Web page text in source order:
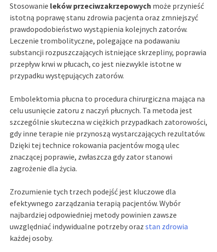
Stosowanie leków przeciwzakrzepowych może przynieść
istotną poprawę stanu zdrowia pacjenta oraz zmniejszyć
prawdopodobieństwo wystąpienia kolejnych zatorów.
Leczenie trombolityczne, polegające na podawaniu
substancji rozpuszczających istniejące skrzepliny, poprawia
przepływ krwi w płucach, co jest niezwykle istotne w
przypadku występujących zatorów.
Embolektomia płucna to procedura chirurgiczna mająca na
celu usunięcie zatoru z naczyń płucnych. Ta metoda jest
szczególnie skuteczna w ciężkich przypadkach zatorowości,
gdy inne terapie nie przynoszą wystarczających rezultatów.
Dzięki tej technice rokowania pacjentów mogą ulec
znaczącej poprawie, zwłaszcza gdy zator stanowi
zagrożenie dla życia.
Zrozumienie tych trzech podejść jest kluczowe dla
efektywnego zarządzania terapią pacjentów. Wybór
najbardziej odpowiedniej metody powinien zawsze
uwzględniać indywidualne potrzeby oraz stan zdrowia
każdej osoby.